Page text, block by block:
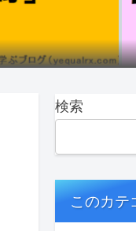
検索
このカテ